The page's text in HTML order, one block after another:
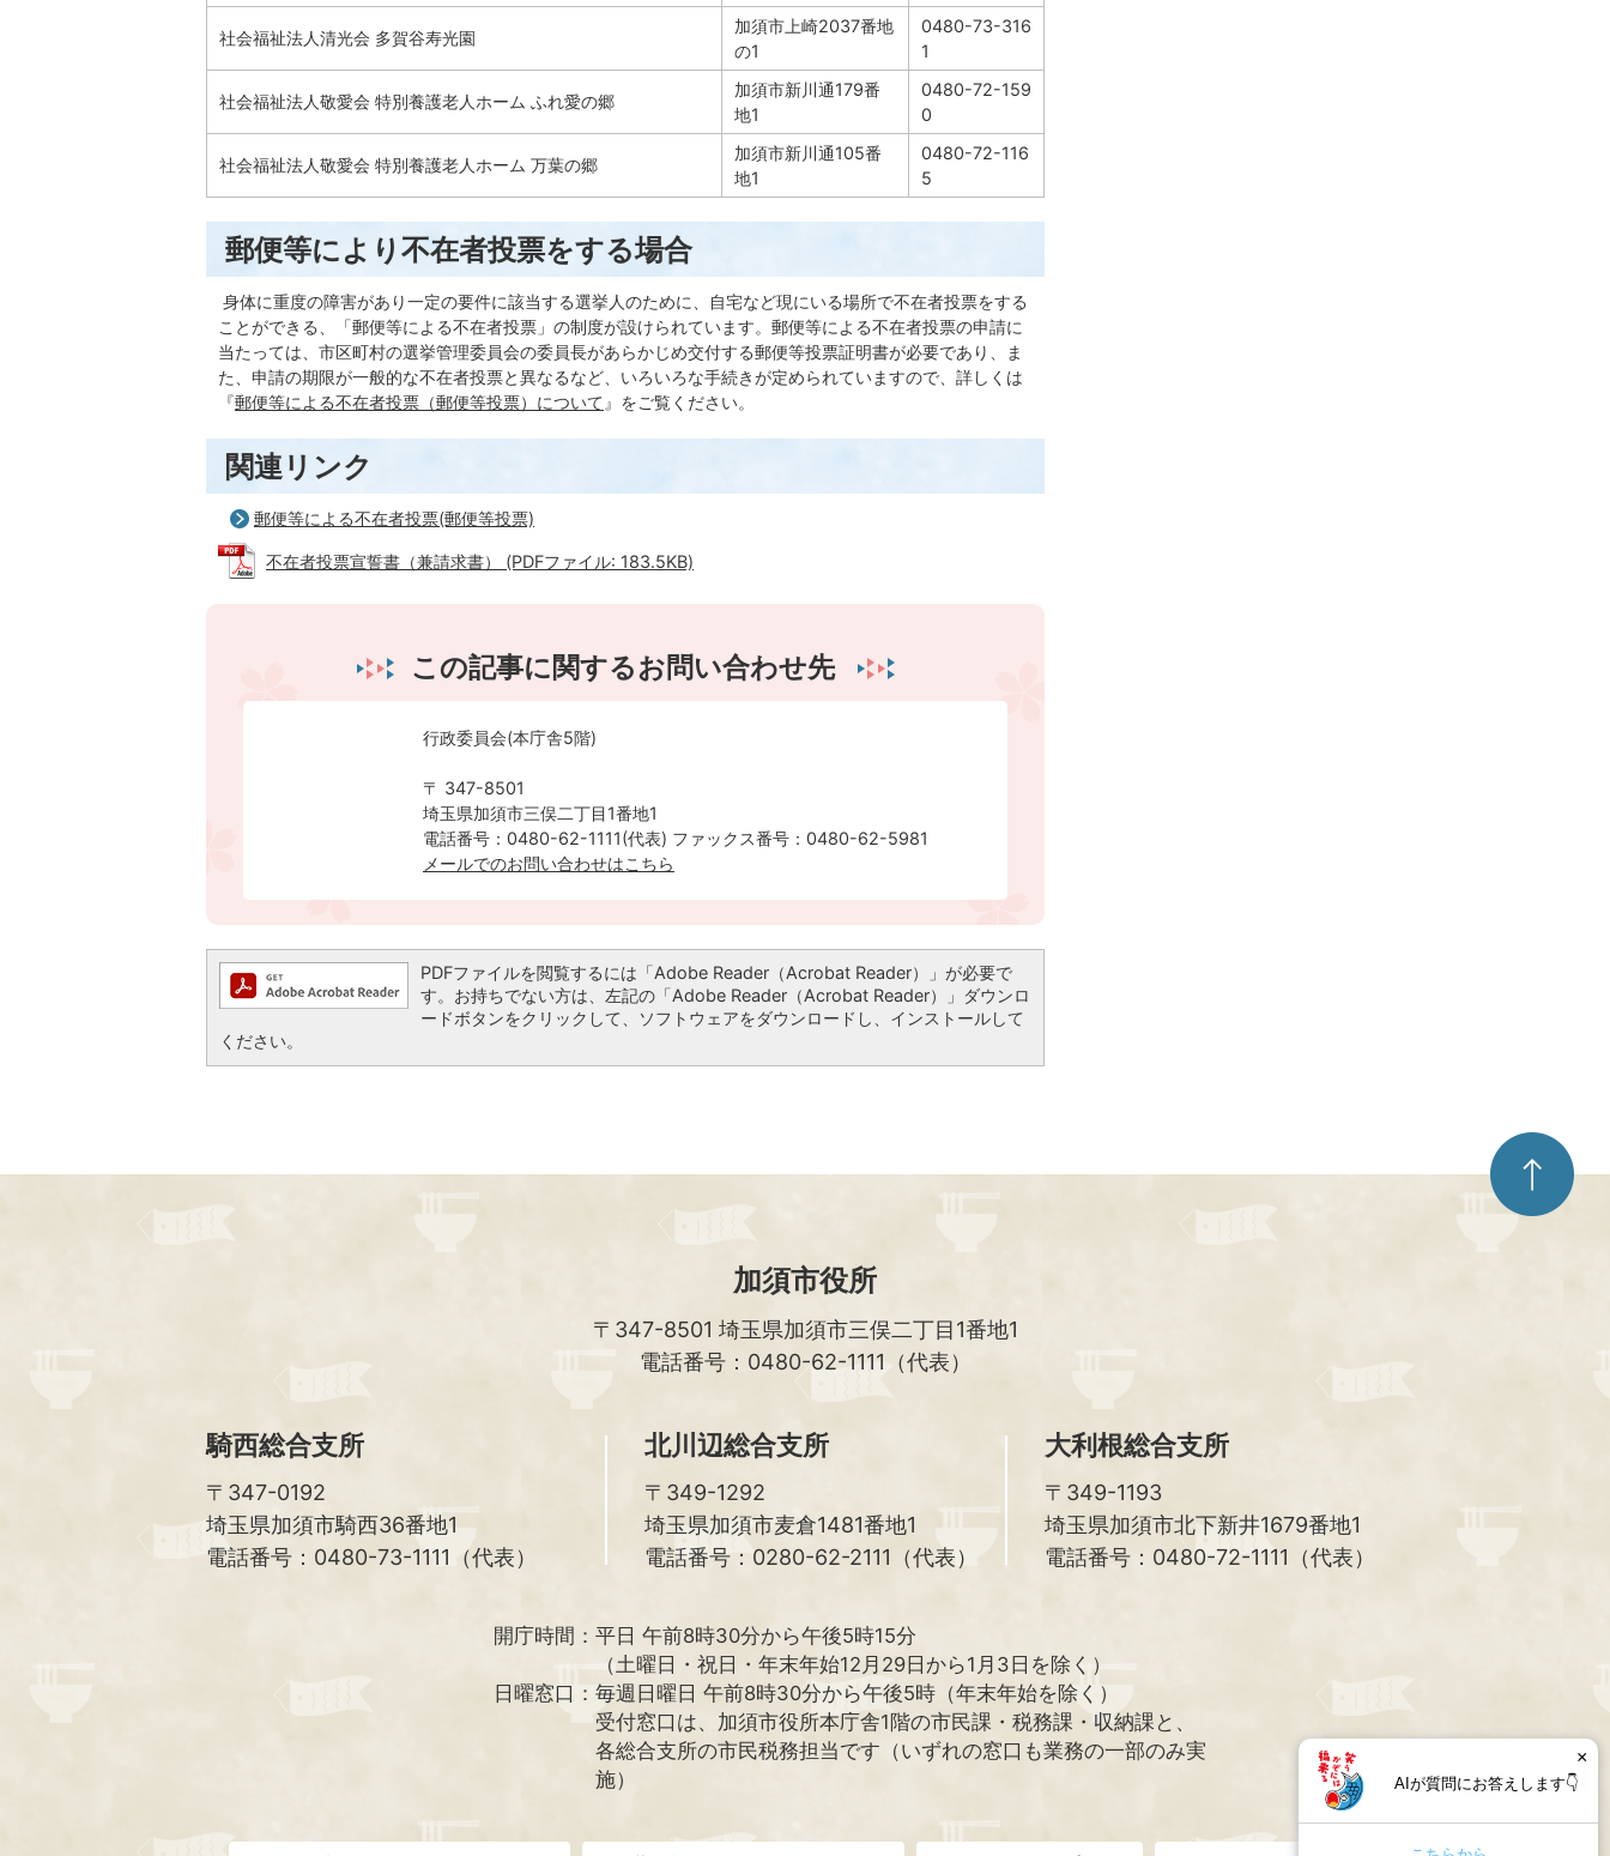
社会福祉法人清光会 多賀谷寿光園
加須市上崎2037番地
の1
0480-73-316
1
社会福祉法人敬愛会 特別養護老人ホーム ふれ愛の郷
加須市新川通179番
地1
0480-72-159
0
社会福祉法人敬愛会 特別養護老人ホーム 万葉の郷
加須市新川通105番
地1
0480-72-116
5
郵便等により不在者投票をする場合
身体に重度の障害があり一定の要件に該当する選挙人のために、自宅など現にいる場所で不在者投票をする
ことができる、「郵便等による不在者投票」の制度が設けられています。郵便等による不在者投票の申請に
当たっては、市区町村の選挙管理委員会の委員長があらかじめ交付する郵便等投票証明書が必要であり、ま
た、申請の期限が一般的な不在者投票と異なるなど、いろいろな手続きが定められていますので、詳しくは
『郵便等による不在者投票（郵便等投票）について』をご覧ください。
関連リンク
郵便等による不在者投票(郵便等投票)
不在者投票宣誓書（兼請求書） (PDFファイル: 183.5KB)
この記事に関するお問い合わせ先
行政委員会(本庁舎5階)
〒 347-8501
埼玉県加須市三俣二丁目1番地1
電話番号：0480-62-1111(代表) ファックス番号：0480-62-5981
メールでのお問い合わせはこちら
PDFファイルを閲覧するには「Adobe Reader（Acrobat Reader）」が必要で
す。お持ちでない方は、左記の「Adobe Reader（Acrobat Reader）」ダウンロ
ードボタンをクリックして、ソフトウェアをダウンロードし、インストールして
ください。
ペ
ー
ジ
加須市役所
〒347-8501 埼玉県加須市三俣二丁目1番地1
電話番号：0480-62-1111（代表）
騎西総合支所
〒347-0192
埼玉県加須市騎西36番地1
電話番号：0480-73-1111（代表）
北川辺総合支所
〒349-1292
埼玉県加須市麦倉1481番地1
電話番号：0280-62-2111（代表）
大利根総合支所
〒349-1193
埼玉県加須市北下新井1679番地1
電話番号：0480-72-1111（代表）
開庁時間： 平日 午前8時30分から午後5時15分
（土曜日・祝日・年末年始12月29日から1月3日を除く）
日曜窓口： 毎週日曜日 午前8時30分から午後5時（年末年始を除く）
受付窓口は、加須市役所本庁舎1階の市民課・税務課・収納課と、
各総合支所の市民税務担当です（いずれの窓口も業務の一部のみ実
施）
AIが質問にお答えします👇
×